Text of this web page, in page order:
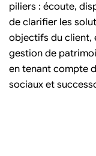
piliers : écoute,
de clarifier les
objectifs du client,
gestion de
en tenant compte
sociaux et